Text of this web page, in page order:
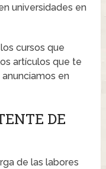
universidades en
cursos que
artículos que te
en
DE
de las labores